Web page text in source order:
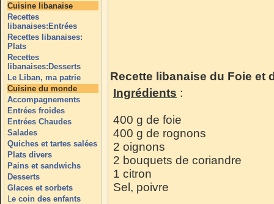
Cuisine libanaise
Recettes
libanaises:Entrées
Recettes libanaises:
Plats
Recettes
libanaises:Desserts
Le Liban, ma patrie
Cuisine du monde
Accompagnements
Entrées froides
Entrées Chaudes
Salades
Quiches et tartes salées
Plats divers
Pains et sandwichs
Desserts
Glaces et sorbets
Le coin des enfants
Recette libanaise du Foie et
Ingrédients :
400 g de foie
400 g de rognons
2 oignons
2 bouquets de coriandre
1 citron
Sel, poivre